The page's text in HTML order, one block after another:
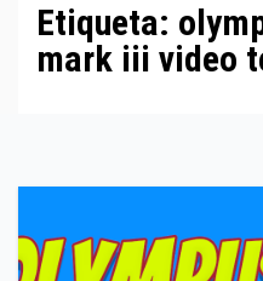
Etiqueta:
mark iii video